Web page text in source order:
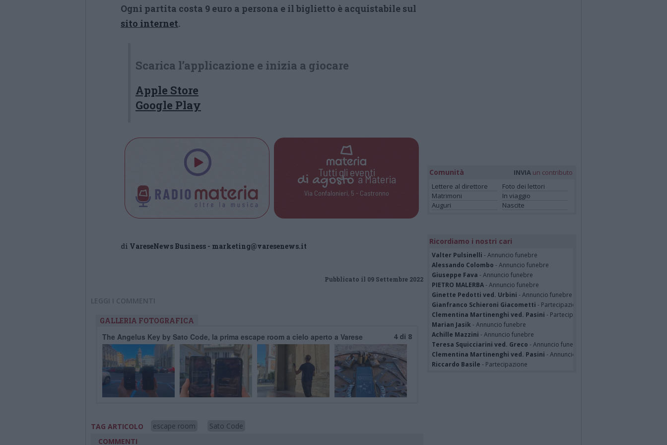
Ogni partita costa 9 euro a persona e il biglietto è acquistabile sul
sito internet.
Scarica l’applicazione e inizia a giocare
Apple Store
Google Play
Tutti gli eventi
di agostoa Materia
Via Confalonieri, 5 - Castronno
di VareseNews Business - marketing@varesenews.it
Pubblicato il 09 Settembre 2022
LEGGI I COMMENTI
GALLERIA FOTOGRAFICA
The Angelus Key by Sato Code, la prima escape room a cielo aperto a Varese 4 di 8
TAG ARTICOLO escape room
Sato Code
COMMENTI
Comunità INVIA un contributo
Lettere al direttore
Foto dei lettori
Matrimoni
In viaggio
Auguri
Nascite
Ricordiamo i nostri cari
Valter Pulsinelli - Annuncio funebre
Alessando Colombo - Annuncio funebre
Giuseppe Fava - Annuncio funebre
PIETRO MALERBA- Annuncio funebre
Ginette Pedotti ved. Urbini - Annuncio funebre
Gianfranco Schieroni Giacometti - Partecipazione
Clementina Martinenghi ved. Pasini - Partecipazione
Marian Jasik - Annuncio funebre
Achille Mazzini - Annuncio funebre
Teresa Squicciarini ved. Greco - Annuncio funebre
Clementina Martinenghi ved. Pasini - Annuncio funebre
Riccardo Basile - Partecipazione